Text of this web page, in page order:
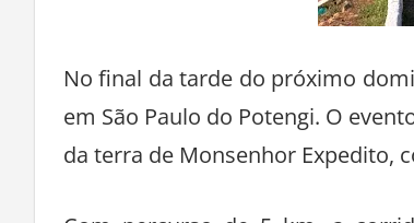
No final da tarde do próximo
em São Paulo do Potengi. O
da terra de Monsenhor Expedito,